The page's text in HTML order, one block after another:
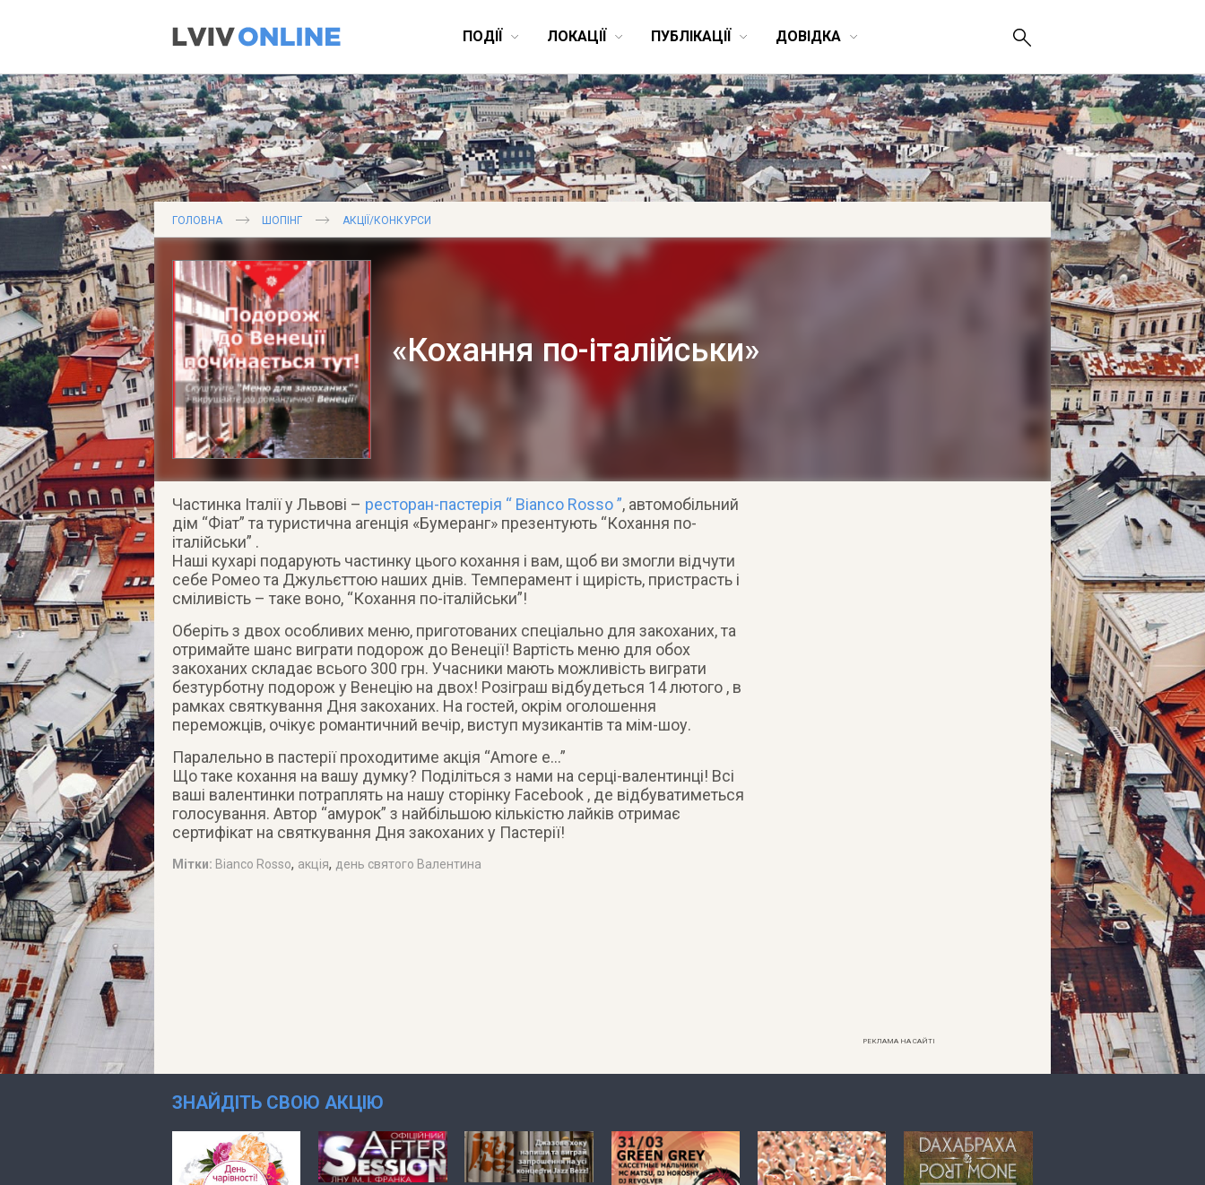
ПОДІЇ ЛОКАЦІЇ ПУБЛІКАЦІЇ ДОВІДКА
ГОЛОВНА ШОПІНГ АКЦІЇ/КОНКУРСИ
«Кохання по-італійськи»
Частинка Італії у Львові – ресторан-пастерія “ Bianco Rosso ”, автомобільний
дім “Фіат” та туристична агенція «Бумеранг» презентують “Кохання по-
італійськи” .
Наші кухарі подарують частинку цього кохання і вам, щоб ви змогли відчути
себе Ромео та Джульєттою наших днів. Темперамент і щирість, пристрасть і
сміливість – таке воно, “Кохання по-італійськи”!
Оберіть з двох особливих меню, приготованих спеціально для закоханих, та
отримайте шанс виграти подорож до Венеції! Вартість меню для обох
закоханих складає всього 300 грн. Учасники мають можливість виграти
безтурботну подорож у Венецію на двох! Розіграш відбудеться 14 лютого , в
рамках святкування Дня закоханих. На гостей, окрім оголошення
переможців, очікує романтичний вечір, виступ музикантів та мім-шоу.
Паралельно в пастерії проходитиме акція “Amore e…”
Що таке кохання на вашу думку? Поділіться з нами на серці-валентинці! Всі
ваші валентинки потраплять на нашу сторінку Facebook , де відбуватиметься
голосування. Автор “амурок” з найбільшою кількістю лайків отримає
сертифікат на святкування Дня закоханих у Пастерії!
Мітки: Bianco Rosso, акція, день святого Валентина
РЕКЛАМА НА САЙТІ
ЗНАЙДІТЬ СВОЮ АКЦІЮ